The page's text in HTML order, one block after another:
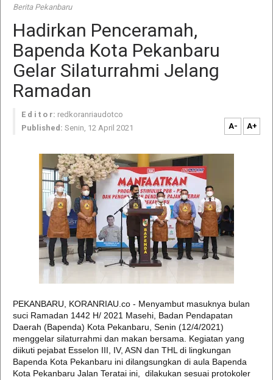
Berita Pekanbaru
Hadirkan Penceramah,
Bapenda Kota Pekanbaru
Gelar Silaturrahmi Jelang
Ramadan
E d i t o r: redkoranriaudotco
Published: Senin, 12 April 2021 A- A+
PEKANBARU, KORANRIAU.co - Menyambut masuknya bulan
suci Ramadan 1442 H/ 2021 Masehi, Badan Pendapatan
Daerah (Bapenda) Kota Pekanbaru, Senin (12/4/2021)
menggelar silaturrahmi dan makan bersama. Kegiatan yang
diikuti pejabat Esselon III, IV, ASN dan THL di lingkungan
Bapenda Kota Pekanbaru ini dilangsungkan di aula Bapenda
Kota Pekanbaru Jalan Teratai ini, dilakukan sesuai protokoler